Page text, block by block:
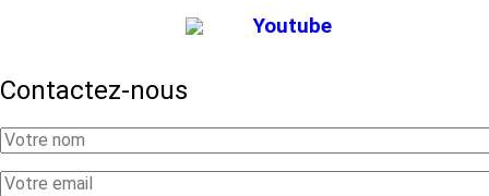
Youtube
Contactez-nous
Your
Name
Your